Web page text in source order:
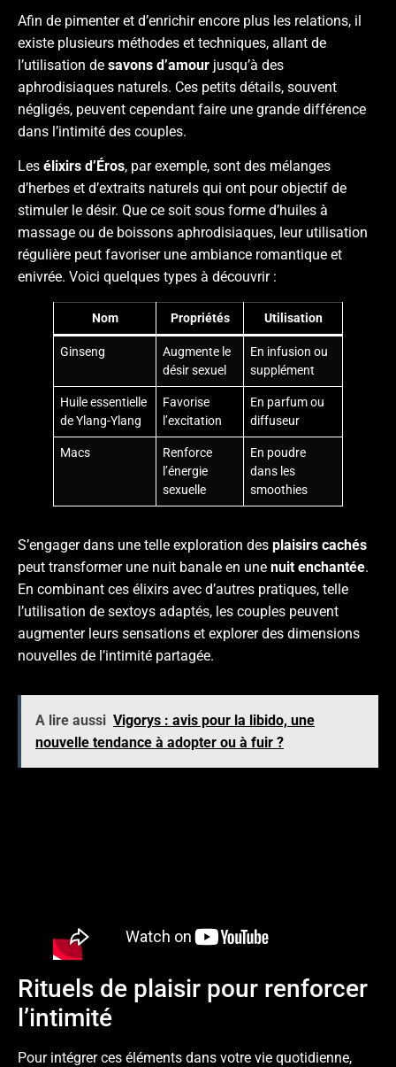
Afin de pimenter et d’enrichir encore plus les relations, il
existe plusieurs méthodes et techniques, allant de
l’utilisation de savons d’amour jusqu’à des
aphrodisiaques naturels. Ces petits détails, souvent
négligés, peuvent cependant faire une grande différence
dans l’intimité des couples.
Les élixirs d’Éros, par exemple, sont des mélanges
d’herbes et d’extraits naturels qui ont pour objectif de
stimuler le désir. Que ce soit sous forme d’huiles à
massage ou de boissons aphrodisiaques, leur utilisation
régulière peut favoriser une ambiance romantique et
enivrée. Voici quelques types à découvrir :
Nom Propriétés Utilisation
Ginseng
Augmente le
désir sexuel
En infusion ou
supplément
Huile essentielle
de Ylang-Ylang
Favorise
l’excitation
En parfum ou
diffuseur
Macs
Renforce
l’énergie
sexuelle
En poudre
dans les
smoothies
S’engager dans une telle exploration des plaisirs cachés
peut transformer une nuit banale en une nuit enchantée.
En combinant ces élixirs avec d’autres pratiques, telle
l’utilisation de sextoys adaptés, les couples peuvent
augmenter leurs sensations et explorer des dimensions
nouvelles de l’intimité partagée.
A lire aussi Vigorys : avis pour la libido, une
nouvelle tendance à adopter ou à fuir ?
Rituels de plaisir pour renforcer
l’intimité
Pour intégrer ces éléments dans votre vie quotidienne,